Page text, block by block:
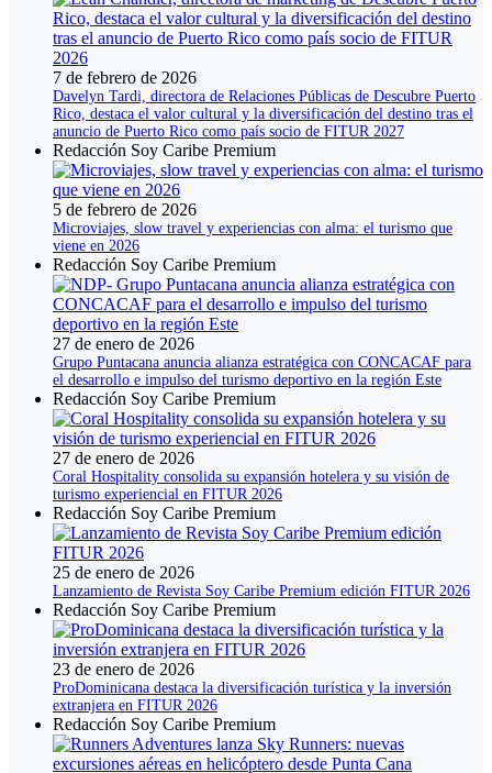
7 de febrero de 2026
Davelyn Tardi, directora de Relaciones Públicas de Descubre Puerto
Rico, destaca el valor cultural y la diversificación del destino tras el
anuncio de Puerto Rico como país socio de FITUR 2027
Redacción Soy Caribe Premium
5 de febrero de 2026
Microviajes, slow travel y experiencias con alma: el turismo que
viene en 2026
Redacción Soy Caribe Premium
27 de enero de 2026
Grupo Puntacana anuncia alianza estratégica con CONCACAF para
el desarrollo e impulso del turismo deportivo en la región Este
Redacción Soy Caribe Premium
27 de enero de 2026
Coral Hospitality consolida su expansión hotelera y su visión de
turismo experiencial en FITUR 2026
Redacción Soy Caribe Premium
25 de enero de 2026
Lanzamiento de Revista Soy Caribe Premium edición FITUR 2026
Redacción Soy Caribe Premium
23 de enero de 2026
ProDominicana destaca la diversificación turística y la inversión
extranjera en FITUR 2026
Redacción Soy Caribe Premium